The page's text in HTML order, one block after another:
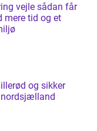
sådan får
mere tid og et
og sikker